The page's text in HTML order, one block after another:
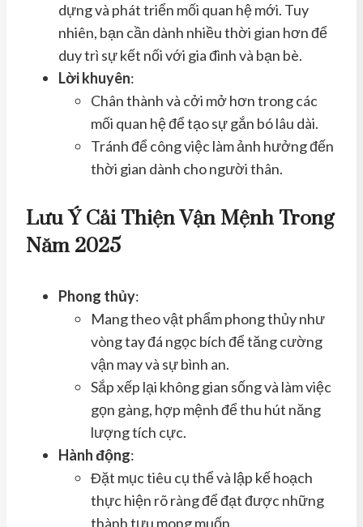
dựng và phát triển mối quan hệ mới. Tuy
nhiên, bạn cần dành nhiều thời gian hơn để
duy trì sự kết nối với gia đình và bạn bè.
Lời khuyên:
Chân thành và cởi mở hơn trong các
mối quan hệ để tạo sự gắn bó lâu dài.
Tránh để công việc làm ảnh hưởng đến
thời gian dành cho người thân.
Lưu Ý Cải Thiện Vận Mệnh Trong
Năm 2025
Phong thủy:
Mang theo vật phẩm phong thủy như
vòng tay đá ngọc bích để tăng cường
vận may và sự bình an.
Sắp xếp lại không gian sống và làm việc
gọn gàng, hợp mệnh để thu hút năng
lượng tích cực.
Hành động:
Đặt mục tiêu cụ thể và lập kế hoạch
thực hiện rõ ràng để đạt được những
thành tựu mong muốn.